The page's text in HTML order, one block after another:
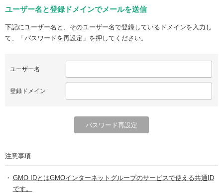
ユーザー名と登録ドメインでメールを送信
下記にユーザー名と、そのユーザー名で登録しているドメインを入力し
て、「パスワードを再設定」を押してください。
ユーザー名
登録ドメイン
注意事項
GMO IDとはGMOインターネットグループのサービスで使える共通ID
です。